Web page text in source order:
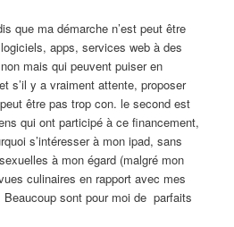
que ma démarche n’est peut être
apps, services web à des
mais qui peuvent puiser en
s’il y a vraiment attente, proposer
être pas trop con. le second est
qui ont participé à ce financement,
s’intéresser à mon ipad, sans
à mon égard (malgré mon
culinaires en rapport avec mes
sont pour moi de parfaits